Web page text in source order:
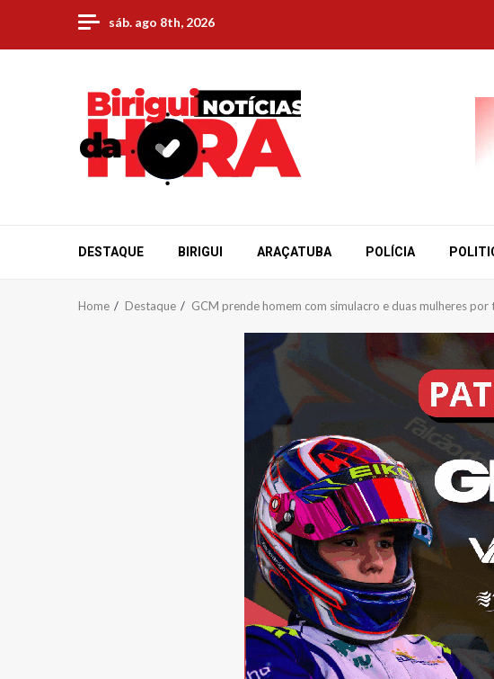
content
sáb. ago 8th, 2026
DESTAQUE BIRIGUI ARAÇATUBA POLÍCIA
Home Destaque GCM prende homem com simulacro e duas mulheres